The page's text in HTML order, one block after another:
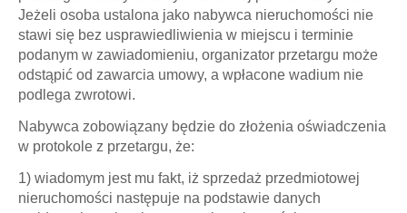
Jeżeli osoba ustalona jako nabywca nieruchomości nie
stawi się bez usprawiedliwienia w miejscu i terminie
podanym w zawiadomieniu, organizator przetargu może
odstąpić od zawarcia umowy, a wpłacone wadium nie
podlega zwrotowi.
Nabywca zobowiązany będzie do złożenia oświadczenia
w protokole z przetargu, że:
1) wiadomym jest mu fakt, iż sprzedaż przedmiotowej
nieruchomości następuje na podstawie danych